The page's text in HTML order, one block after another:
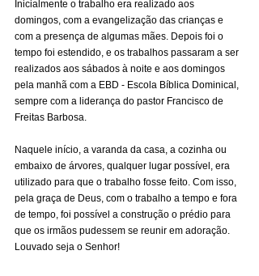
Inicialmente o trabalho era realizado aos
domingos, com a evangelização das crianças e
com a presença de algumas mães. Depois foi o
tempo foi estendido, e os trabalhos passaram a ser
realizados aos sábados à noite e aos domingos
pela manhã com a EBD - Escola Bíblica Dominical,
sempre com a liderança do pastor Francisco de
Freitas Barbosa.
Naquele início, a varanda da casa, a cozinha ou
embaixo de árvores, qualquer lugar possível, era
utilizado para que o trabalho fosse feito. Com isso,
pela graça de Deus, com o trabalho a tempo e fora
de tempo, foi possível a construção o prédio para
que os irmãos pudessem se reunir em adoração.
Louvado seja o Senhor!